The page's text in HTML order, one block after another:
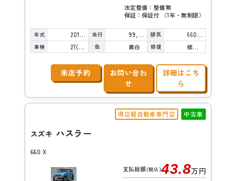
法定整備：整備無
保証：保証付 （1年・無制限）
年式 2014年 走行 99,000km 排気 660cc
車検 27(R9)/07 色 黄白 修復 修復歴無し
来店予約
お問い合わ
せ
詳細はこち
ら
堺店軽自動車専門店 中古車
スズキ ハスラー
660 X
支払総額(税込)43.8万円